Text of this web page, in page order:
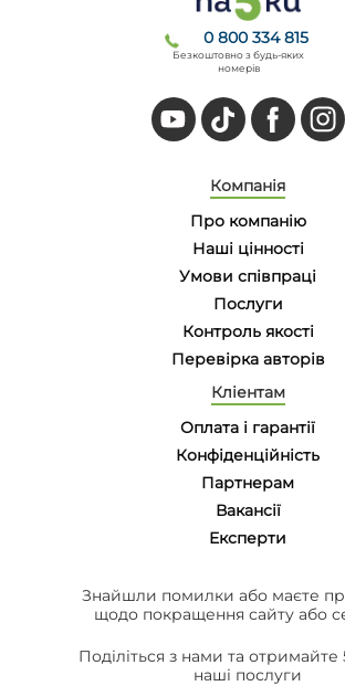
0 800 334 815
Безкоштовно з будь-яких
номерів
Компанія
Про компанію
Наші цінності
Умови співпраці
Послуги
Контроль якості
Перевірка авторів
Кліентам
Оплата і гарантії
Конфіденційність
Партнерам
Вакансії
Eксперти
Знайшли помилки або маєте
щодо покращення сайту або
Поділіться з нами та отримайте
наші послуги